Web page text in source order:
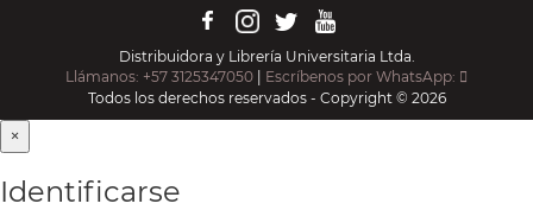
Distribuidora y Librería Universitaria Ltda.
Llámanos: +57 3125347050 | Escríbenos por WhatsApp:
Todos los derechos reservados - Copyright © 2026
×
Identificarse